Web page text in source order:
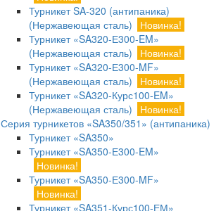
Турникет SA-320 (антипаника)
(Нержавеющая сталь)
Новинка!
Турникет «SA320-Е300-EM»
(Нержавеющая сталь)
Новинка!
Турникет «SA320-Е300-MF»
(Нержавеющая сталь)
Новинка!
Турникет «SA320-Курс100-EM»
(Нержавеющая сталь)
Новинка!
Серия турникетов «SA350/351» (антипаника)
Турникет «SA350»
Турникет «SA350-Е300-EM»
Новинка!
Турникет «SA350-Е300-MF»
Новинка!
Турникет «SA351-Курс100-ЕМ»